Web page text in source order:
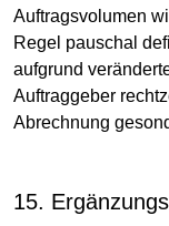
Auftragsvolumen
Regel pauschal
aufgrund
Auftraggeber
Abrechnung
15.